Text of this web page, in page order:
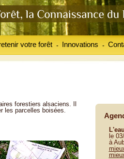
votre forêt Innovations
- -
forestiers alsaciens. Il
les parcelles boisées.
le
à